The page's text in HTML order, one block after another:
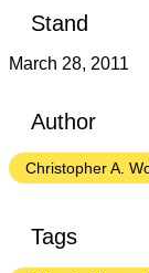
Stand
March 28, 2011
Author
Christopher A.
Tags